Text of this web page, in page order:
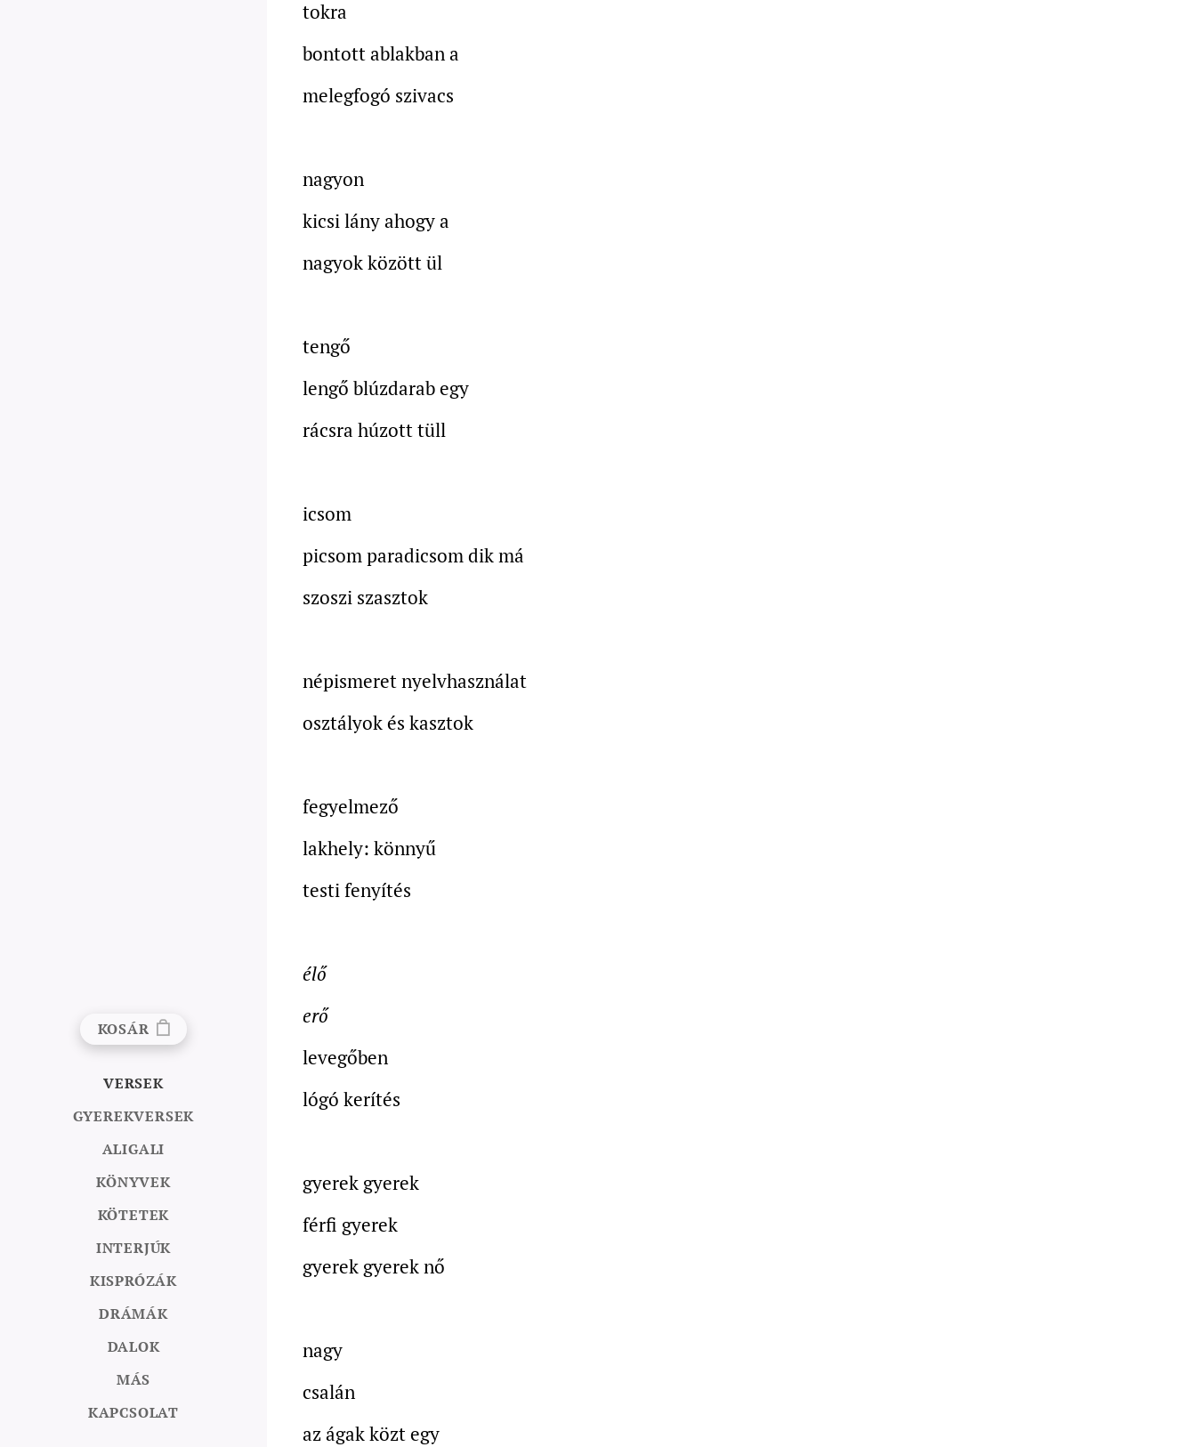
KOSÁR
VERSEK
GYEREKVERSEK
ALIGALI
KÖNYVEK
KÖTETEK
INTERJÚK
KISPRÓZÁK
DRÁMÁK
DALOK
MÁS
KAPCSOLAT
tokra
bontott ablakban a
melegfogó szivacs
nagyon
kicsi lány ahogy a
nagyok között ül
tengő
lengő blúzdarab egy
rácsra húzott tüll
icsom
picsom paradicsom dik má
szoszi szasztok
népismeret nyelvhasználat
osztályok és kasztok
fegyelmező
lakhely: könnyű
testi fenyítés
élő
erő
levegőben
lógó kerítés
gyerek gyerek
férfi gyerek
gyerek gyerek nő
nagy
csalán
az ágak közt egy